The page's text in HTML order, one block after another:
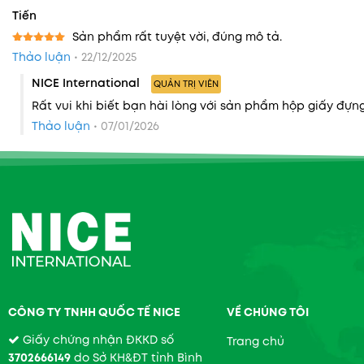
3. Bề mặt dễ in ấn – tăng nhận diện thương hiệu
Hộp pizza NICE có bề mặt phẳng, mịn, dễ dàng in
4. Thân thiện môi trường, dễ phân hủy
Sử dụng nguyên liệu tái chế và có thể phân hủy tự
NICE cung cấp nhiều mẫu hộp pizza tròn, hộp
Tiến
Được xếp
Sản phẩm rất tuyệt vời, đúng mô tả.
Thảo luận • 22/12/2025
NICE International
QUẢN TRỊ VIÊN
Rất vui khi biết bạn hài lòng với sản phẩm hộp giấy
Thảo luận • 07/01/2026
CÔNG TY TNHH QUỐC TẾ NICE
Giấy chứng nhận ĐKKD số
3702666149 do Sở KH&ĐT tỉnh Bình
VỀ CHÚNG TÔI
Trang chủ